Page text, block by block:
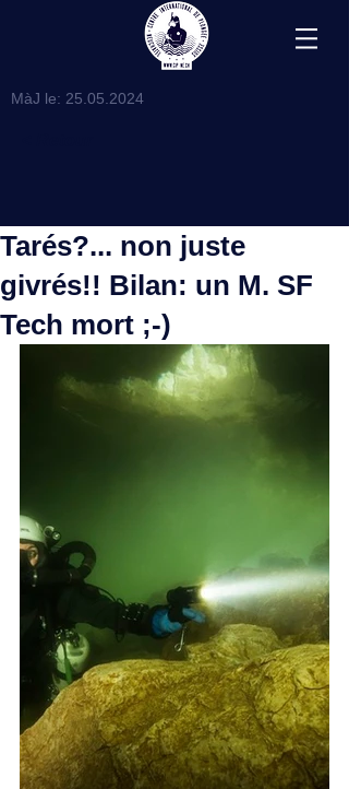
MàJ le: 25.05.2024
Tarés?... non juste
givrés!! Bilan: un M. SF
Tech mort ;-)